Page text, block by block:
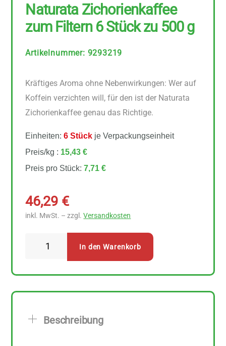
Naturata Zichorienkaffee
zum Filtern 6 Stück zu 500 g
Artikelnummer: 9293219
Kräftiges Aroma ohne Nebenwirkungen: Wer auf
Koffein verzichten will, für den ist der Naturata
Zichorienkaffee genau das Richtige.
Einheiten:6 Stück je Verpackungseinheit
Preis/kg : 15,43 €
Preis pro Stück:7,71 €
46,29 €
inkl. MwSt. – zzgl.Versandkosten
Stück
In den Warenkorb
Beschreibung